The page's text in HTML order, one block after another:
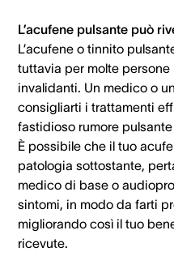
L’acufene pulsante può
L’acufene o tinnito
tuttavia per molte
invalidanti. Un medico o
consigliarti i trattamenti
fastidioso rumore pulsante
È possibile che il tuo
patologia sottostante,
medico di base o
sintomi, in modo da farti
migliorando così il tuo
ricevute.